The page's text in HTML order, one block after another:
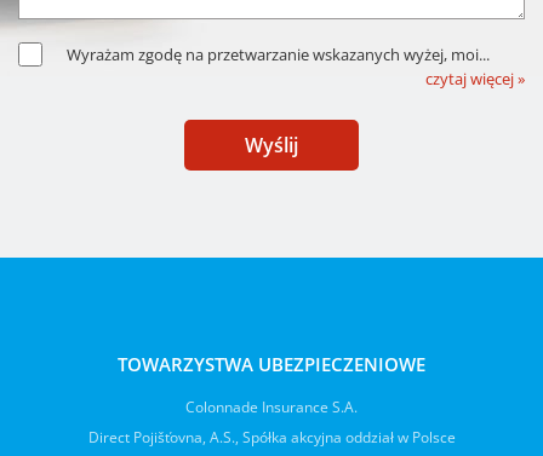
Wyrażam zgodę na przetwarzanie wskazanych wyżej, moi...
czytaj więcej »
Wyślij
TOWARZYSTWA UBEZPIECZENIOWE
Colonnade Insurance S.A.
Direct Pojišťovna, A.S., Spółka akcyjna oddział w Polsce